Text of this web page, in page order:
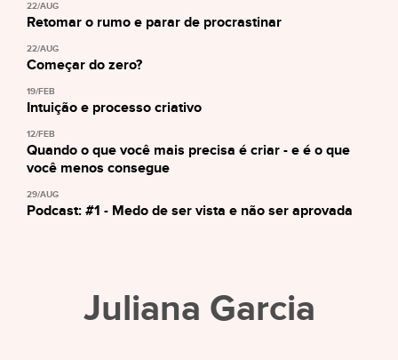
22/AUG
Retomar o rumo e parar de procrastinar
22/AUG
Começar do zero?
19/FEB
Intuição e processo criativo
12/FEB
Quando o que você mais precisa é criar - e é o que
você menos consegue
29/AUG
Podcast: #1 - Medo de ser vista e não ser aprovada
Juliana Garcia